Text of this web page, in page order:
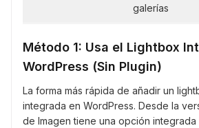
galerías
Método 1: Usa el Lightbox
WordPress (Sin Plugin)
La forma más rápida de añadir un
integrada en WordPress. Desde la
de Imagen tiene una opción integrada